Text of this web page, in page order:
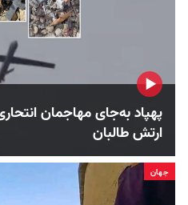
پهپاد به‌جای مهاجمان
ارتش طالبان
جهان